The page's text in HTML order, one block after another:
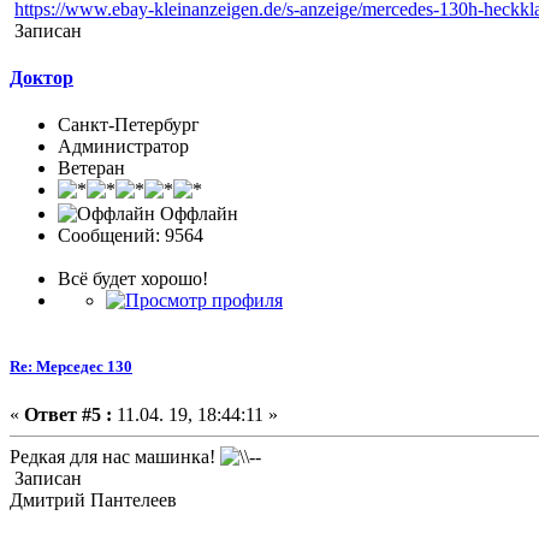
https://www.ebay-kleinanzeigen.de/s-anzeige/mercedes-130h-
Записан
Доктор
Санкт-Петербург
Администратор
Ветеран
Оффлайн
Сообщений: 9564
Всё будет хорошо!
Re: Мерседес 130
« Ответ #5 : 11.04. 19, 18:44:11 »
Редкая для нас машинка!
Записан
Дмитрий Пантелеев